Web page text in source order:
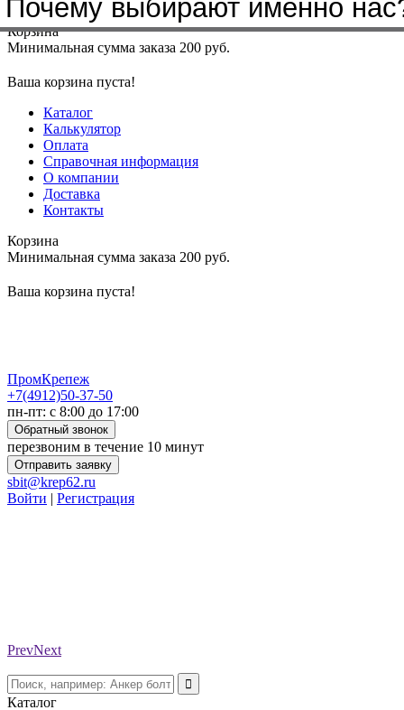
Меню+7(4912)50-37-50sbit@krep62.ru
Корзина
Минимальная сумма заказа 200 руб.
Ваша корзина пуста!
Каталог
Калькулятор
Оплата
Справочная информация
О компании
Доставка
Контакты
Корзина
Минимальная сумма заказа 200 руб.
Ваша корзина пуста!
ПромКрепеж
+7(4912)50-37-50
пн-пт: с 8:00 до 17:00
Обратный звонок
перезвоним в течение 10 минут
Отправить заявку
sbit@krep62.ru
Войти | Регистрация
PrevNext
Каталог
Почему выбирают именно